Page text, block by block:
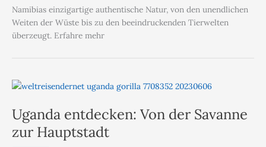
Namibias einzigartige authentische Natur, von den unendlichen
Weiten der Wüste bis zu den beeindruckenden Tierwelten
überzeugt. Erfahre mehr
Uganda entdecken: Von der Savanne
zur Hauptstadt